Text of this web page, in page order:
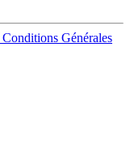
Conditions Générales